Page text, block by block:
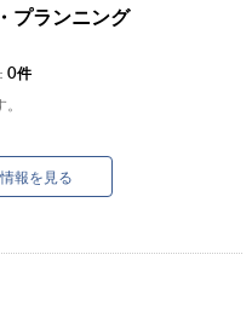
プランニング
0件
報を見る